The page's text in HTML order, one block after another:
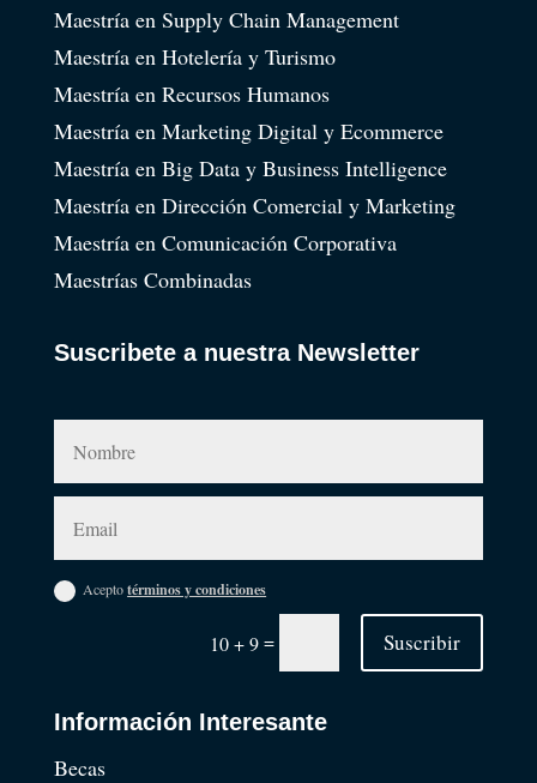
Maestría en Supply Chain Management
Maestría en Hotelería y Turismo
Maestría en Recursos Humanos
Maestría en Marketing Digital y Ecommerce
Maestría en Big Data y Business Intelligence
Maestría en Dirección Comercial y Marketing
Maestría en Comunicación Corporativa
Maestrías Combinadas
Suscribete a nuestra Newsletter
Aceptotérminos y condiciones
10 + 9= Suscribir
Información Interesante
Becas